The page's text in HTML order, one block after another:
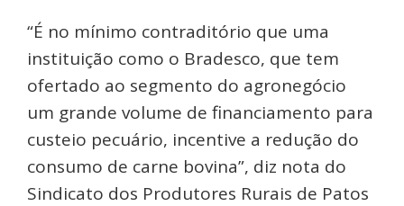
“É no mínimo contraditório que uma
instituição como o Bradesco, que tem
ofertado ao segmento do agronegócio
um grande volume de financiamento para
custeio pecuário, incentive a redução do
consumo de carne bovina”, diz nota do
Sindicato dos Produtores Rurais de Patos